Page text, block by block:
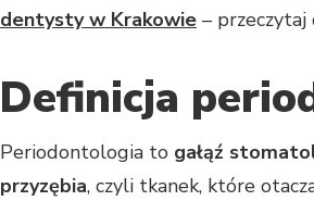
dentysty w Krakowie – przeczytaj
Definicja
Periodontologia to gałąź
przyzębia, czyli tkanek, które